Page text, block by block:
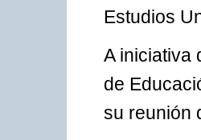
Estudios
A iniciativa
de
su reunión